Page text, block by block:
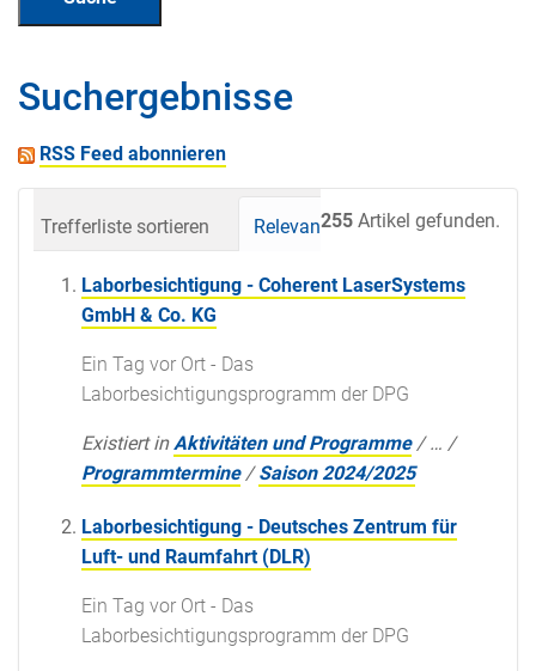
Suchergebnisse
RSS Feed abonnieren
255 Artikel gefunden.
Trefferliste sortieren Relevanz Datum
Laborbesichtigung - Coherent LaserSystems
GmbH & Co. KG
Ein Tag vor Ort - Das
Laborbesichtigungsprogramm der DPG
Existiert in Aktivitäten und Programme /… /
Programmtermine /Saison 2024/2025
Laborbesichtigung - Deutsches Zentrum für
Luft- und Raumfahrt (DLR)
Ein Tag vor Ort - Das
Laborbesichtigungsprogramm der DPG